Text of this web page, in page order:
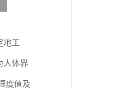
地工
人体界
度值及